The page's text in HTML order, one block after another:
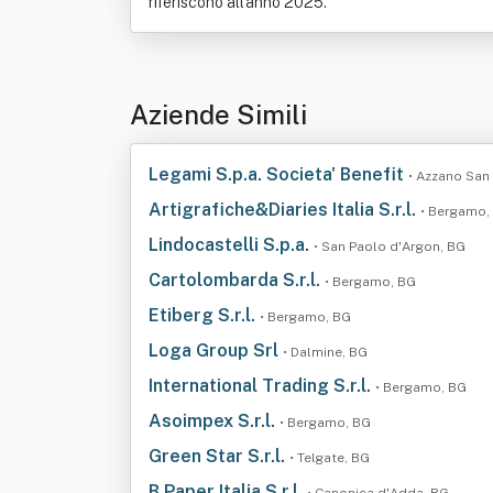
Aziende Simili
Legami S.p.a. Societa' Benefit • Azzano
Artigrafiche&Diaries Italia S.r.l. • Bergamo,
Lindocastelli S.p.a. • San Paolo d'Argon, BG
Cartolombarda S.r.l. • Bergamo, BG
Etiberg S.r.l. • Bergamo, BG
Loga Group Srl • Dalmine, BG
International Trading S.r.l. • Bergamo, BG
Asoimpex S.r.l. • Bergamo, BG
Green Star S.r.l. • Telgate, BG